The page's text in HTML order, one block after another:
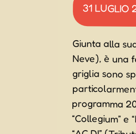
31 LUGLIO
Giunta alla
Neve), è una
griglia sono
programma
“Collegium”
“AC DI”
festa ci sarà
festa della
e pollo) e la